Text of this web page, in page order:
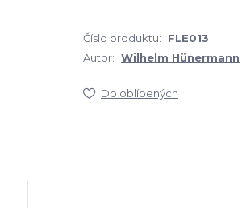
Číslo produktu: FLE013
Autor: Wilhelm Hünermann
Do oblíbených